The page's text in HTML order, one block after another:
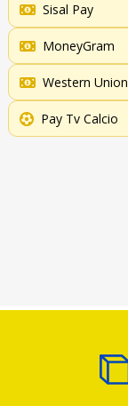
Sisal Pay
MoneyGram
Western Union
Pay Tv Calcio